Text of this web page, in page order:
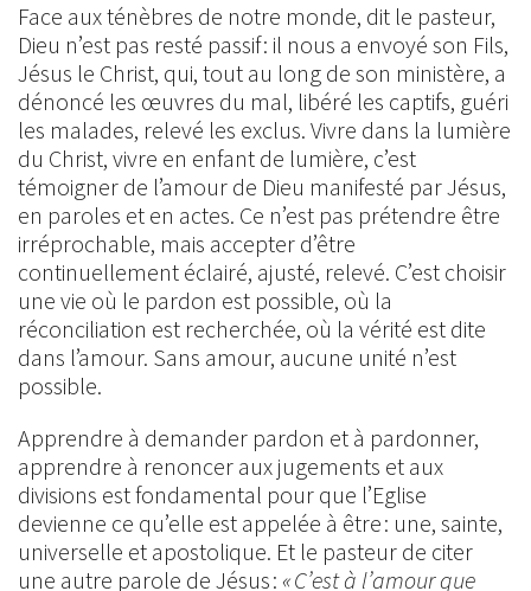
Face aux ténèbres de notre monde, dit le pasteur,
Dieu n’est pas resté passif : il nous a envoyé son Fils,
Jésus le Christ, qui, tout au long de son ministère, a
dénoncé les œuvres du mal, libéré les captifs, guéri
les malades, relevé les exclus. Vivre dans la lumière
du Christ, vivre en enfant de lumière, c’est
témoigner de l’amour de Dieu manifesté par Jésus,
en paroles et en actes. Ce n’est pas prétendre être
irréprochable, mais accepter d’être
continuellement éclairé, ajusté, relevé. C’est choisir
une vie où le pardon est possible, où la
réconciliation est recherchée, où la vérité est dite
dans l’amour. Sans amour, aucune unité n’est
possible.
Apprendre à demander pardon et à pardonner,
apprendre à renoncer aux jugements et aux
divisions est fondamental pour que l’Eglise
devienne ce qu’elle est appelée à être : une, sainte,
universelle et apostolique. Et le pasteur de citer
une autre parole de Jésus : « C’est à l’amour que